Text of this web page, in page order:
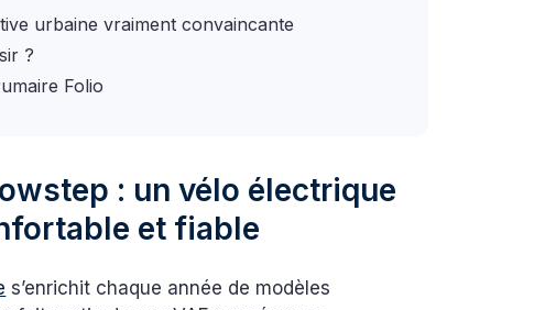
urbaine vraiment convaincante
?
Folio
: un vélo électrique
et fiable
s’enrichit chaque année de modèles